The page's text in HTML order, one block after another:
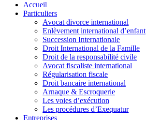
Accueil
Particuliers
Avocat divorce international
Enlèvement international d’enfant
Succession Internationale
Droit International de la Famille
Droit de la responsabilité civile
Avocat fiscaliste international
Régularisation fiscale
Droit bancaire international
Arnaque & Escroquerie
Les voies d’exécution
Les procédures d’Exequatur
Entreprises